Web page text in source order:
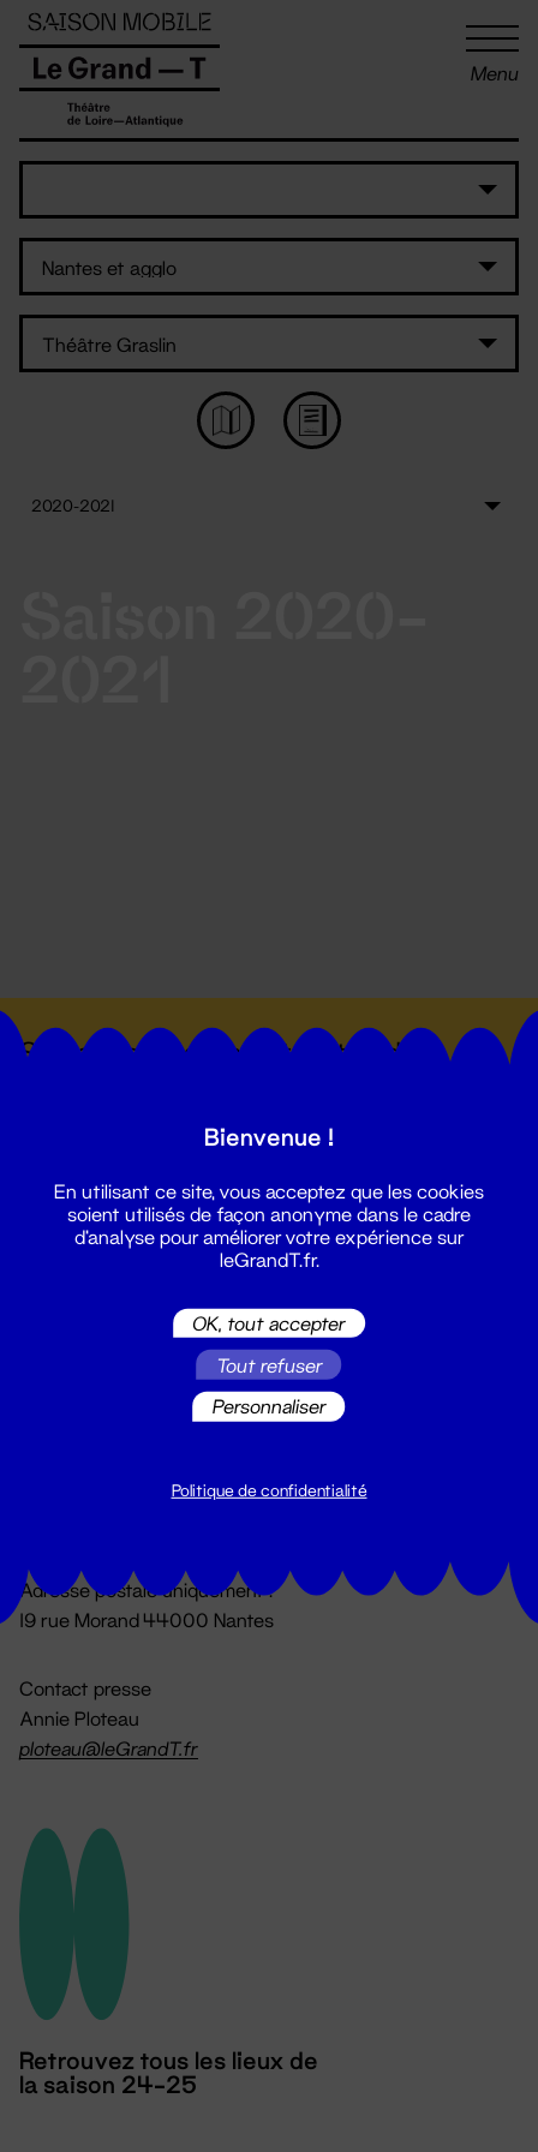
Menu
Suivez toutes les actualités du
Du lundi au vendredi 14h → 18h
Adresse postale uniquement :
19 rue Morand 44000 Nantes
Contact presse
Annie Ploteau
ploteau@leGrandT.fr
Retrouvez tous les lieux de
la saison 24-25
Panneau de gestion des cookies
Bienvenue !
En utilisant ce site, vous acceptez que les cookies
soient utilisés de façon anonyme dans le cadre
d'analyse pour améliorer votre expérience sur
leGrandT.fr.
OK, tout accepter
Tout refuser
Personnaliser
Politique de confidentialité